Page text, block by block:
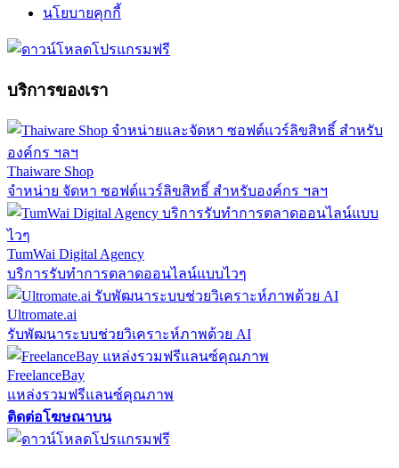
นโยบายคุกกี้
บริการของเรา
Thaiware Shop
จำหน่าย จัดหา ซอฟต์แวร์ลิขสิทธิ์ สำหรับองค์กร ฯลฯ
TumWai Digital Agency
บริการรับทำการตลาดออนไลน์แบบไวๆ
Ultromate.ai
รับพัฒนาระบบช่วยวิเคราะห์ภาพด้วย AI
FreelanceBay
แหล่งรวมฟรีแลนซ์คุณภาพ
ติดต่อโฆษณาบน